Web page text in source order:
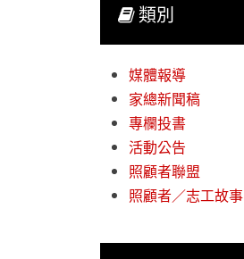
類別
媒體報導
家總新聞稿
專欄投書
活動公告
照顧者聯盟
照顧者／志工故事